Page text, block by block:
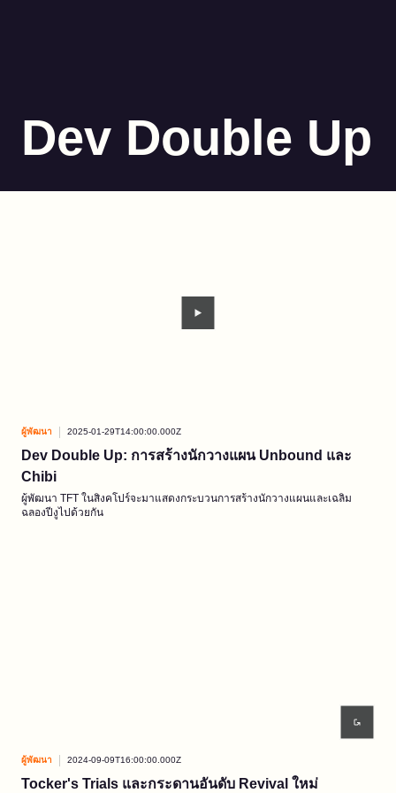
Dev Double Up
ผู้พัฒนา 2025-01-29T14:00:00.000Z
Dev Double Up: การสร้างนักวางแผน Unbound และ
Chibi
ผู้พัฒนา TFT ในสิงคโปร์จะมาแสดงกระบวนการสร้างนักวางแผนและเฉลิม
ฉลองปีงูไปด้วยกัน
ผู้พัฒนา 2024-09-09T16:00:00.000Z
Tocker's Trials และกระดานอันดับ Revival ใหม่